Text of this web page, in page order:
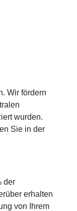
Wir fördern
wurden.
Sie in der
der
erhalten
von Ihrem